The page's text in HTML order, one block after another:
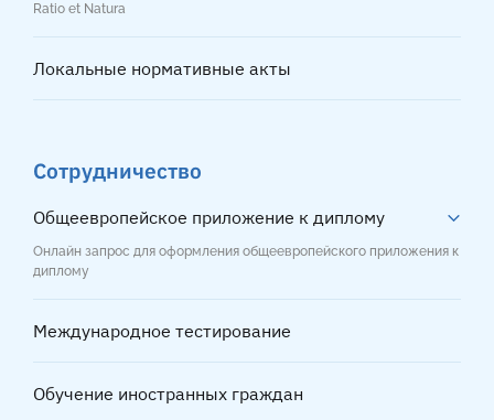
Ratio et Natura
Локальные нормативные акты
Сотрудничество
Общеевропейское приложение к диплому
Онлайн запрос для оформления общеевропейского приложения к
диплому
Международное тестирование
Обучение иностранных граждан